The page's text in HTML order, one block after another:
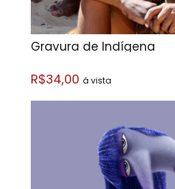
Gravura de Indígena
R$34,00 á vista